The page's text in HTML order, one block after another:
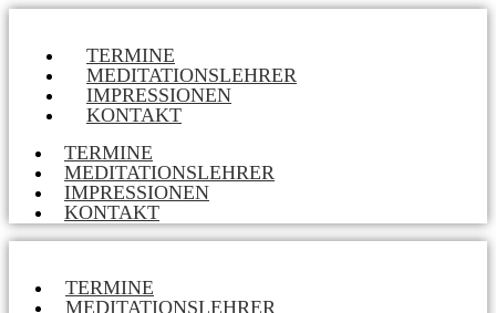
TERMINE
MEDITATIONSLEHRER
IMPRESSIONEN
KONTAKT
TERMINE
MEDITATIONSLEHRER
IMPRESSIONEN
KONTAKT
TERMINE
MEDITATIONSLEHRER